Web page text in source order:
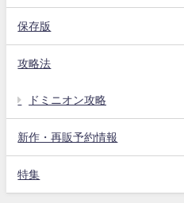
保存版
攻略法
ドミニオン攻略
新作・再販予約情報
特集